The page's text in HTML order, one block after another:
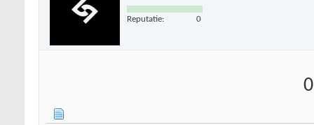
Reputatie: 0